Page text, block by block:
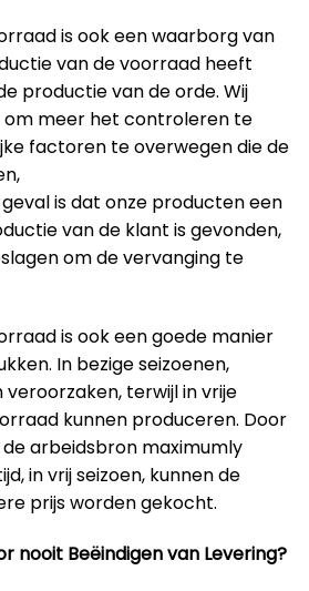
is ook een waarborg van
van de voorraad heeft
productie van de orde. Wij
om meer het controleren te
factoren te overwegen die de
is dat onze producten een
van de klant is gevonden,
om de vervanging te
is ook een goede manier
In bezige seizoenen,
veroorzaken, terwijl in vrije
kunnen produceren. Door
arbeidsbron maximumly
in vrij seizoen, kunnen de
prijs worden gekocht.
nooit Beëindigen van Levering?